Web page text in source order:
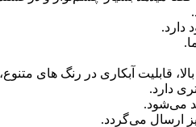
دارد.
بالا، قابلیت آبکاری در رنگ های
دارد.
می‌شود.
ارسال می‌گردد.